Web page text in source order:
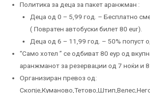
Политика за деца за пакет аранжман :
Деца од 0 – 5,99 год. – Бесплатно
( Повратен автобуски билет 80 eur).
Деца од 6 – 11,99 год. – 50% попуст
“Само хотел ” се одбиват 80 еур од
аранжманот за резервации од 7 ноќи и
Организиран превоз од: